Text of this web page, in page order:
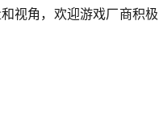
视角，欢迎游戏厂商积极